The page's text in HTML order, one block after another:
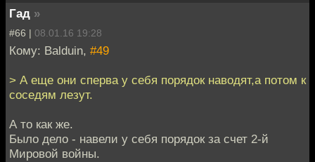
Гад »
#66 | 08.01.16 19:28
Кому: Balduin, #49
> А еще они сперва у себя порядок наводят,а потом к
соседям лезут.
А то как же.
Было дело - навели у себя порядок за счет 2-й
Мировой войны.